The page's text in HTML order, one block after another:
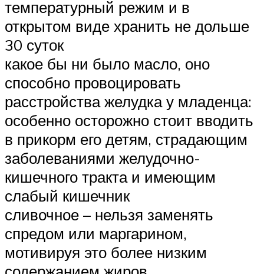
температурный режим и в
открытом виде хранить не дольше
30 суток
какое бы ни было масло, оно
способно провоцировать
расстройства желудка у младенца:
особенно осторожно стоит вводить
в прикорм его детям, страдающим
заболеваниями желудочно-
кишечного тракта и имеющим
слабый кишечник
сливочное – нельзя заменять
спредом или маргарином,
мотивируя это более низким